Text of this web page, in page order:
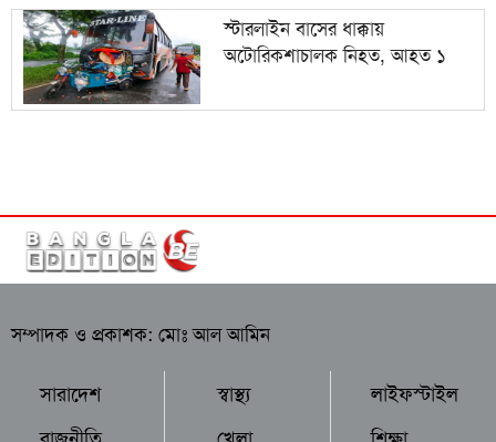
স্টারলাইন বাসের ধাক্কায়
অটোরিকশাচালক নিহত, আহত ১
সম্পাদক ও প্রকাশক: মোঃ আল আমিন
সারাদেশ
স্বাস্থ্য
লাইফস্টাইল